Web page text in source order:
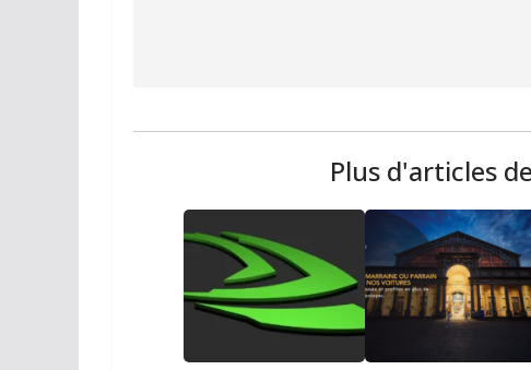
Plus d'articles